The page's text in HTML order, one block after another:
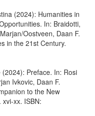
(2024): Humanities in
In: Braidotti,
Oostveen, Daan F.
in the 21st Century.
Preface. In: Rosi
Ivkovic, Daan F.
to the New
xx. ISBN: